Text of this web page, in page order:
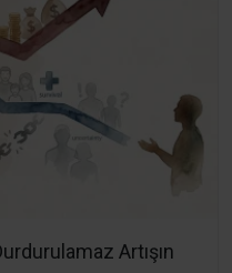
Artışın